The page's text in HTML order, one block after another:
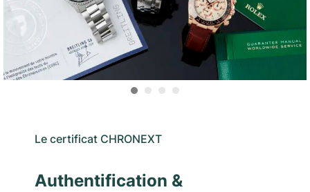
Le certificat CHRONEXT
Authentification &